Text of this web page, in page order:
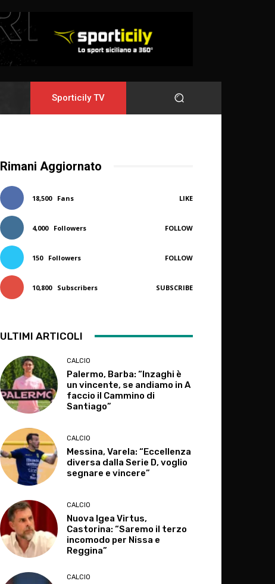
Sporticily TV
Rimani Aggiornato
18,500 Fans LIKE
4,000 Followers FOLLOW
150 Followers FOLLOW
10,800 Subscribers SUBSCRIBE
ULTIMI ARTICOLI
CALCIO
Palermo, Barba: “Inzaghi è
un vincente, se andiamo in A
faccio il Cammino di
Santiago”
CALCIO
Messina, Varela: “Eccellenza
diversa dalla Serie D, voglio
segnare e vincere”
CALCIO
Nuova Igea Virtus,
Castorina: “Saremo il terzo
incomodo per Nissa e
Reggina”
CALCIO